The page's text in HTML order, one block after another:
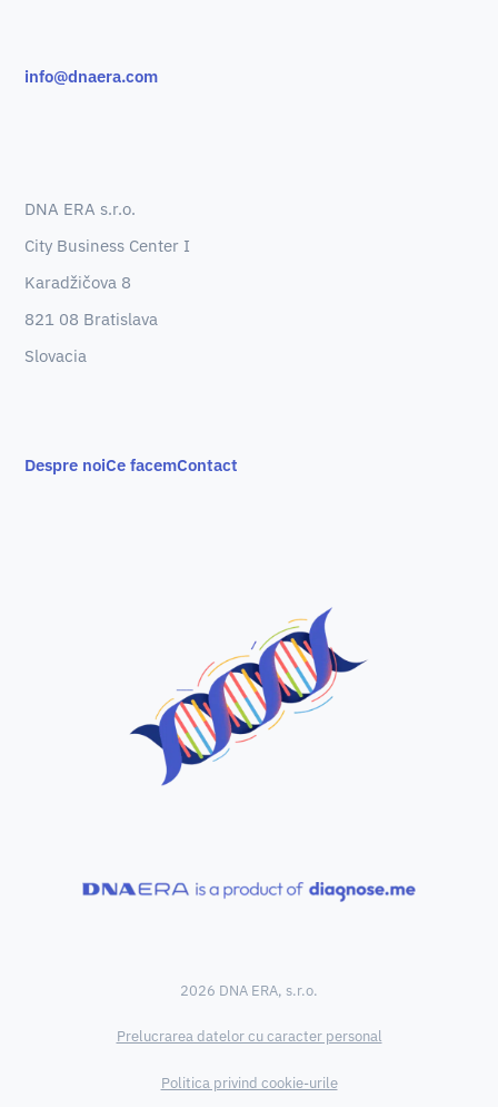
info@dnaera.com
DNA ERA s.r.o.
City Business Center I
Karadžičova 8
821 08 Bratislava
Slovacia
Despre noiCe facemContact
2026 DNA ERA, s.r.o.
Prelucrarea datelor cu caracter personal
Politica privind cookie-urile